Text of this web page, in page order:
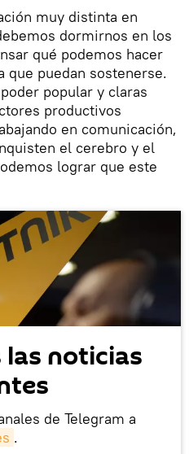
muy distinta en
dormirnos en los
qué podemos hacer
que puedan sostenerse.
popular y claras
productivos
en comunicación,
el cerebro y el
lograr que este
las noticias
de Telegram a
.